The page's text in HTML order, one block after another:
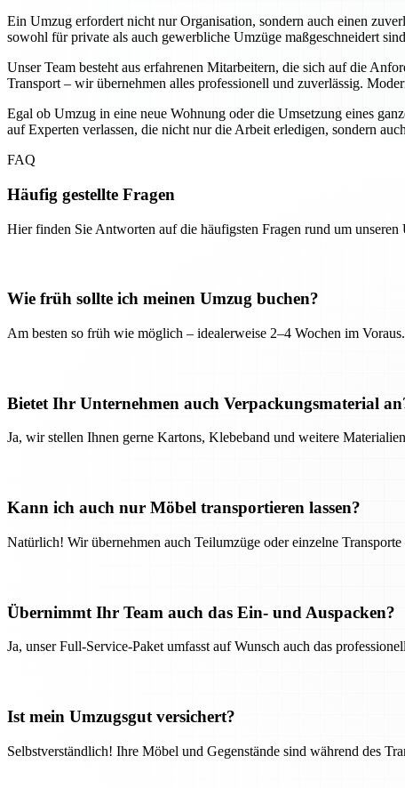
Ein Umzug erfordert nicht nur Organisation, sondern auch einen
sowohl für private als auch gewerbliche Umzüge maßgeschneidert
Unser Team besteht aus erfahrenen Mitarbeitern, die sich auf die
Transport – wir übernehmen alles professionell und zuverlässig.
Egal ob Umzug in eine neue Wohnung oder die Umsetzung eines
auf Experten verlassen, die nicht nur die Arbeit erledigen, sondern
FAQ
Häufig gestellte Fragen
Hier finden Sie Antworten auf die häufigsten Fragen rund um unseren
Wie früh sollte ich meinen Umzug buchen?
Am besten so früh wie möglich – idealerweise 2–4 Wochen im
Bietet Ihr Unternehmen auch Verpackungsmaterial
Ja, wir stellen Ihnen gerne Kartons, Klebeband und weitere
Kann ich auch nur Möbel transportieren lassen?
Natürlich! Wir übernehmen auch Teilumzüge oder einzelne
Übernimmt Ihr Team auch das Ein- und Auspacken?
Ja, unser Full-Service-Paket umfasst auf Wunsch auch das
Ist mein Umzugsgut versichert?
Selbstverständlich! Ihre Möbel und Gegenstände sind während des